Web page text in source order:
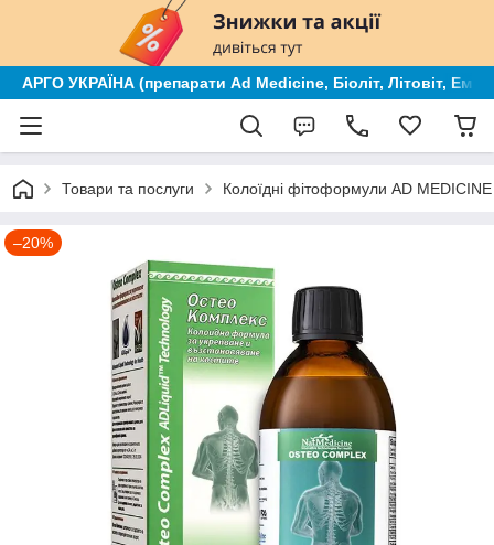
АРГО УКРАЇНА (препарати Ad Medicine, Біоліт, Літовіт, Ем
Товари та послуги Колоїдні фітоформули AD
–20%